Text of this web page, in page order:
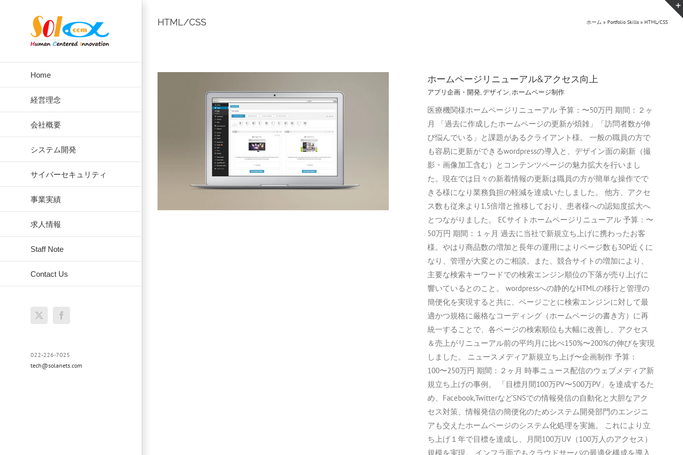
Home
経営理念
会社概要
システム開発
サイバーセキュリティ
事業実績
求人情報
Staff Note
Contact Us
X Facebook
022-226-7025
tech@solanets.com
HTML/CSS ホーム » Portfolio Skills » HTML/CSS
ニューアル&アクセス向上
ホームページリニューアル&アクセス向上
アプリ企画・開発,デザイン,ホームページ制作
医療機関様ホームページリニューアル 予算：〜50万円 期間：２ヶ
月 「過去に作成したホームページの更新が煩雑」「訪問者数が伸
び悩んでいる」と課題があるクライアント様。 一般の職員の方で
も容易に更新ができるwordpressの導入と、デザイン面の刷新（撮
影・画像加工含む）とコンテンツページの魅力拡大を行いまし
た。現在では日々の新着情報の更新は職員の方が簡単な操作でで
きる様になり業務負担の軽減を達成いたしました。 他方、アクセ
ス数も従来より1.5倍増と推移しており、患者様への認知度拡大へ
とつながりました。 ECサイトホームページリニューアル 予算：〜
50万円 期間：１ヶ月 過去に当社で新規立ち上げに携わったお客
様。やはり商品数の増加と長年の運用によりページ数も30P近くに
なり、管理が大変とのご相談。また、競合サイトの増加により、
主要な検索キーワードでの検索エンジン順位の下落が売り上げに
響いているとのこと。 wordpressへの静的なHTMLの移行と管理の
簡便化を実現すると共に、ページごとに検索エンジンに対して最
適かつ規格に厳格なコーディング（ホームページの書き方）に再
統一することで、各ページの検索順位も大幅に改善し、アクセス
＆売上がリニューアル前の平均月に比べ150%〜200%の伸びを実現
しました。 ニュースメディア新規立ち上げ〜企画制作 予算：
100〜250万円 期間：２ヶ月 時事ニュース配信のウェブメディア新
規立ち上げの事例。 「目標月間100万PV〜500万PV」を達成するた
め、Facebook,TwitterなどSNSでの情報発信の自動化と大胆なアク
セス対策、情報発信の簡便化のためシステム開発部門のエンジニ
アも交えたホームページのシステム化処理を実施。 これにより立
ち上げ１年で目標を達成し、月間100万UV（100万人のアクセス）
規模を実現。 インフラ面でもクラウドサーバの最適化構成を導入